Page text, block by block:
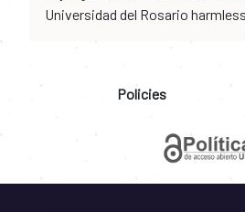
Universidad del Rosario
Policies